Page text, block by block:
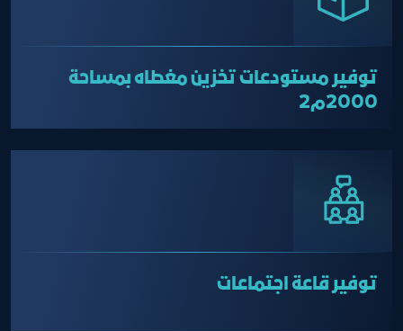
توفير مستودعات تخزين مغطاه بمساحة
2000م2
توفير قاعة اجتماعات